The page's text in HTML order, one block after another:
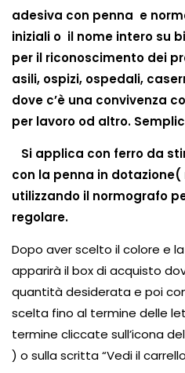
adesiva con penna e
iniziali o il nome intero su
per il riconoscimento dei
asili, ospizi, ospedali,
dove c’è una convivenza
per lavoro od altro.
Si applica con ferro da
con la penna in
utilizzando il normografo
regolare.
Dopo aver scelto il colore e
apparirà il box di acquisto
quantità desiderata e poi
scelta fino al termine delle
termine cliccate sull’icona
) o sulla scritta “Vedi il